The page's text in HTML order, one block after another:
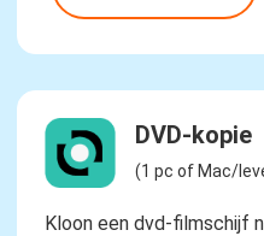
DVD-kopie
(1 pc of Mac/
Kloon een dvd-filmschijf